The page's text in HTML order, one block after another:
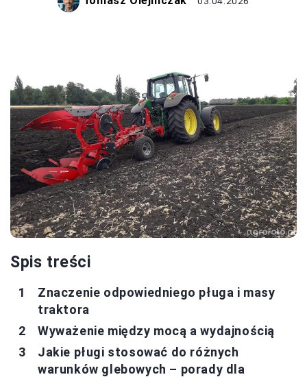
Spis treści
Znaczenie odpowiedniego pługa i masy
traktora
Wyważenie między mocą a wydajnością
Jakie pługi stosować do różnych
warunków glebowych – porady dla